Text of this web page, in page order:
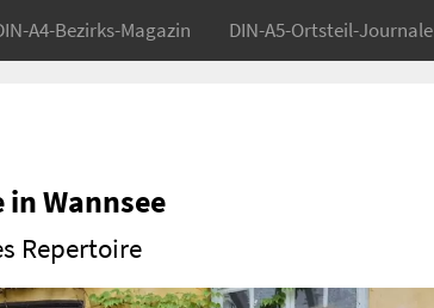
A4-Bezirks-Magazin DIN-A5-Ortsteil-Journale
in Wannsee
Repertoire